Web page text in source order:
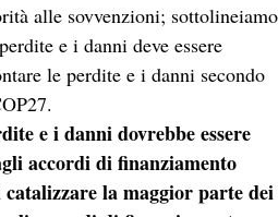
alle sovvenzioni; sottolineiamo
e i danni deve essere
le perdite e i danni secondo
e i danni dovrebbe essere
accordi di finanziamento
la maggior parte dei